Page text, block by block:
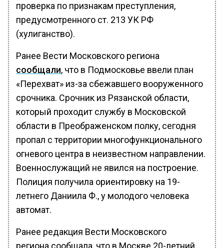
проверка по признакам преступления,
предусмотренного ст. 213 УК РФ
(хулиганство).
Ранее Вести Московского региона
сообщали, что в Подмосковье ввели план
«Перехват» из-за сбежавшего вооруженного
срочника. Срочник из Рязанской области,
который проходит службу в Московской
области в Преображенском полку, сегодня
пропал с территории многофункционального
огневого центра в неизвестном направлении.
Военнослужащий не явился на построение.
Полиция получила ориентировку на 19-
летнего Даниила Ф., у молодого человека
автомат.
Ранее редакция Вести Московского
региона сообщала, что в Москве 20-летний